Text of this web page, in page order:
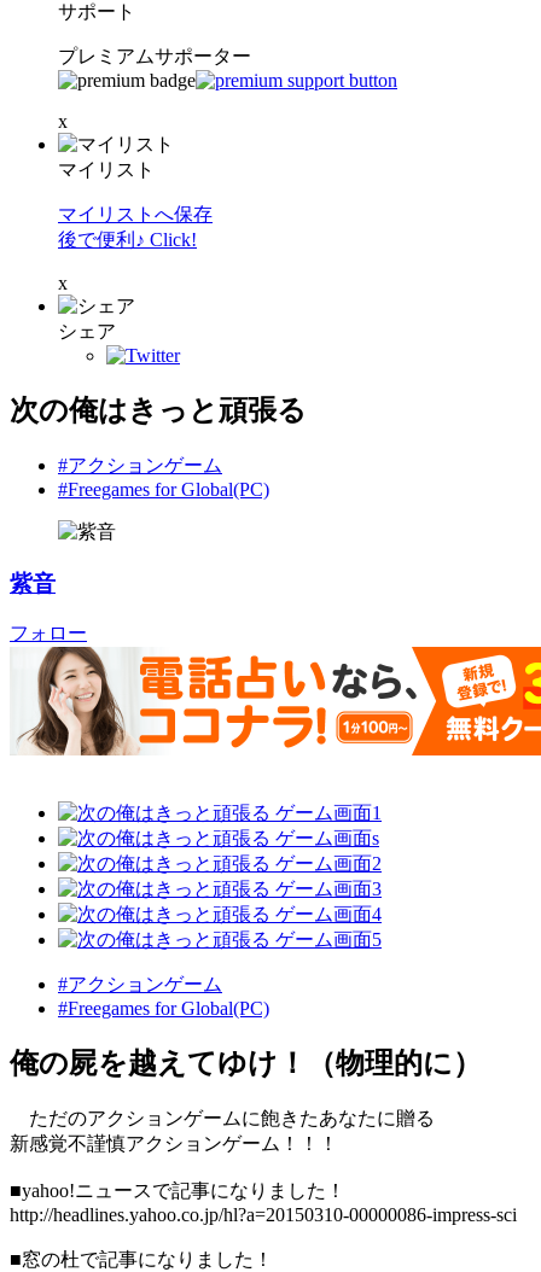
サポート
プレミアムサポーター
x
マイリスト
マイリストへ保存
後で便利♪ Click!
x
シェア
次の俺はきっと頑張る
#アクションゲーム
#Freegames for Global(PC)
紫音
フォロー
#アクションゲーム
#Freegames for Global(PC)
俺の屍を越えてゆけ！（物理的に）
ただのアクションゲームに飽きたあなたに贈る
新感覚不謹慎アクションゲーム！！！
■yahoo!ニュースで記事になりました！
http://headlines.yahoo.co.jp/hl?a=20150310-00000086-impress-sci
■窓の杜で記事になりました！